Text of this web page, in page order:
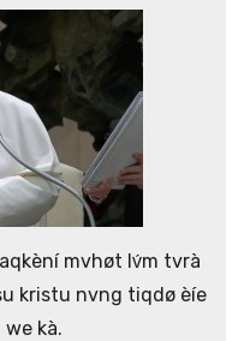
mvhøt lv́m tvrà
kristu nvng tiqdø èíe
kà.